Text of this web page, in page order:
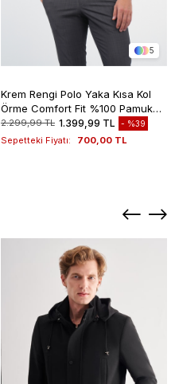
5
Krem Rengi Polo Yaka Kısa Kol
Örme Comfort Fit %100 Pamuk
Kazak 1012260151
2.299,99 TL 1.399,99 TL %39
Sepetteki Fiyatı: 700,00 TL